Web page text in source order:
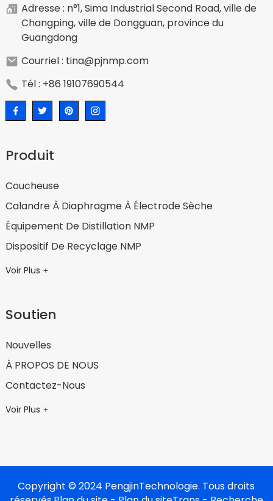
Adresse : n°1, Sima Industrial Second Road, ville de
Changping, ville de Dongguan, province du
Guangdong
Courriel : tina@pjnmp.com
Tél : +86 19107690544
Produit
Coucheuse
Calandre À Diaphragme À Électrode Sèche
Équipement De Distillation NMP
Dispositif De Recyclage NMP
Voir Plus
Soutien
Nouvelles
À PROPOS DE NOUS
Contactez-Nous
Voir Plus
Copyright © 2024 PengjinTechnologie. Tous droits